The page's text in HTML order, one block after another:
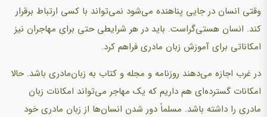
وقتی انسان در جایی پناهنده می‌شود نمی‌تواند با کسی ارتباط برقرار
کند. انسان هستی‌گراست. باید در هر شرایطی حتی برای مهاجران نیز
امکاناتی برای آموزش زبان مادری فراهم کرد.
در غرب اجازه می‌دهند روزنامه و مجله و کتاب به زبان‌مادری باشد. حالا
امکانات گسترده‌ای هم داریم که یک مهاجر می‌تواند امکانات زبان
مادری را داشته باشد. مسلماً دور شدن انسان‌ها از زبان مادری خود